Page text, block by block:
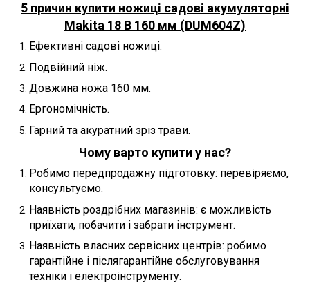
5 причин купити ножиці садові акумуляторні
Makita 18 В 160 мм (DUM604Z)
Ефективні садові ножиці.
Подвійний ніж.
Довжина ножа 160 мм.
Ергономічність.
Гарний та акуратний зріз трави.
Чому варто купити у нас?
Робимо передпродажну підготовку: перевіряємо,
консультуємо.
Наявність роздрібних магазинів: є можливість
приїхати, побачити і забрати інструмент.
Наявність власних сервісних центрів: робимо
гарантійне і післягарантійне обслуговування
техніки і електроінструменту.